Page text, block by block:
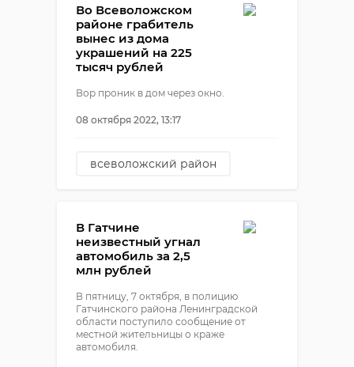
области
Во Всеволожском
районе грабитель
вынес из дома
украшений на 225
тысяч рублей
Вор проник в дом через окно.
08 октября 2022, 13:17
всеволожский район
В Гатчине
неизвестный угнал
автомобиль за 2,5
млн рублей
В пятницу, 7 октября, в полицию
Гатчинского района Ленинградской
области поступило сообщение от
местной жительницы о краже
автомобиля.